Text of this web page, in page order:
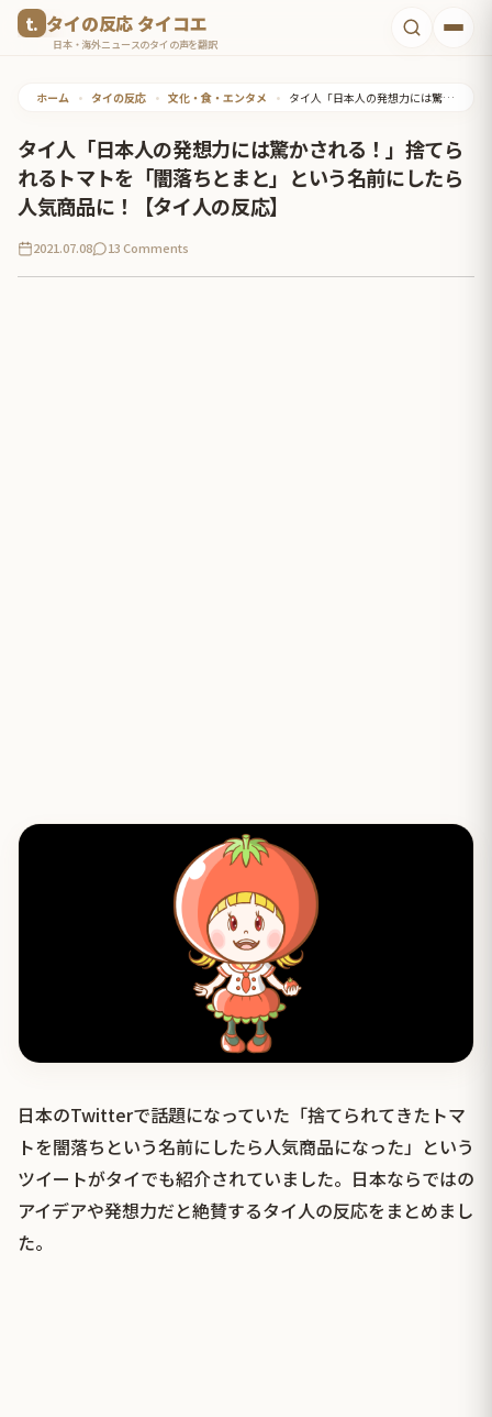
タイの反応 タイコエ
日本・海外ニュースのタイの声を翻訳
ホーム • タイの反応 • 文化・食・エンタメ • タイ人「日本人の発想力には驚かされる！」捨てられるトマトを「闇落ちとまと」という名前にしたら人気商品に！【タイ人の反応】
タイ人「日本人の発想力には驚かされる！」捨てら
れるトマトを「闇落ちとまと」という名前にしたら
人気商品に！【タイ人の反応】
2021.07.08 13 Comments
日本のTwitterで話題になっていた「捨てられてきたトマ
トを闇落ちという名前にしたら人気商品になった」という
ツイートがタイでも紹介されていました。日本ならではの
アイデアや発想力だと絶賛するタイ人の反応をまとめまし
た。